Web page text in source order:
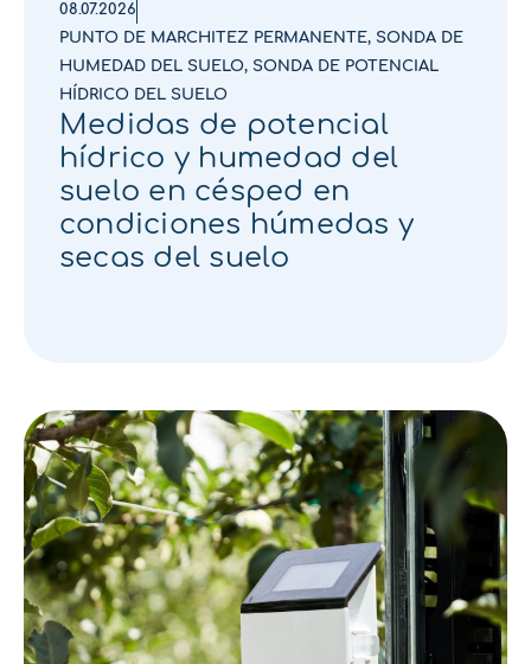
08.07.2026
PUNTO DE MARCHITEZ PERMANENTE, SONDA DE
HUMEDAD DEL SUELO, SONDA DE POTENCIAL
HÍDRICO DEL SUELO
Medidas de potencial
hídrico y humedad del
suelo en césped en
condiciones húmedas y
secas del suelo